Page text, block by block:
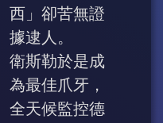
西」卻苦無證
據逮人。
衛斯勒於是成
為最佳爪牙，
全天候監控德